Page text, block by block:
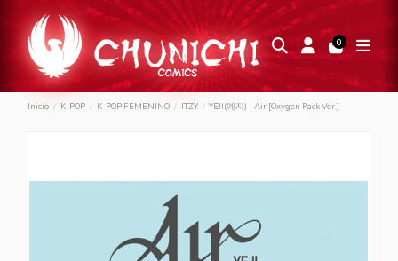
0
Inicio K-POP K-POP FEMENINO ITZY YEJI(예지) - Air [Oxygen Pack Ver.]